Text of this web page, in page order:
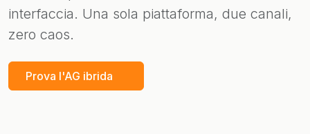
interfaccia. Una sola piattaforma, due canali,
zero caos.
Prova l'AG ibrida